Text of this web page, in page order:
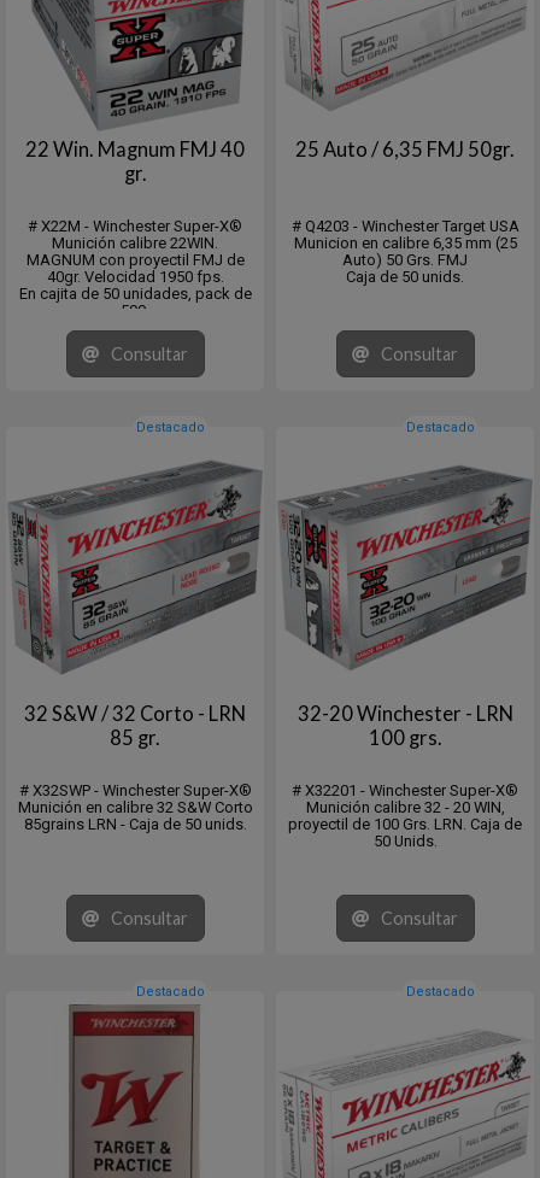
22 Win. Magnum FMJ 40
gr.
# X22M - Winchester Super-X®
Munición calibre 22WIN.
MAGNUM con proyectil FMJ de
40gr. Velocidad 1950 fps.
En cajita de 50 unidades, pack de
500.
Venta mínima 10x50 o múltiplos.
Consultar
25 Auto / 6,35 FMJ 50gr.
# Q4203 - Winchester Target USA
Municion en calibre 6,35 mm (25
Auto) 50 Grs. FMJ
Caja de 50 unids.
Consultar
Destacado
32 S&W / 32 Corto - LRN
85 gr.
# X32SWP - Winchester Super-X®
Munición en calibre 32 S&W Corto
85grains LRN - Caja de 50 unids.
Consultar
Destacado
32-20 Winchester - LRN
100 grs.
# X32201 - Winchester Super-X®
Munición calibre 32 - 20 WIN,
proyectil de 100 Grs. LRN. Caja de
50 Unids.
Consultar
Destacado Destacado